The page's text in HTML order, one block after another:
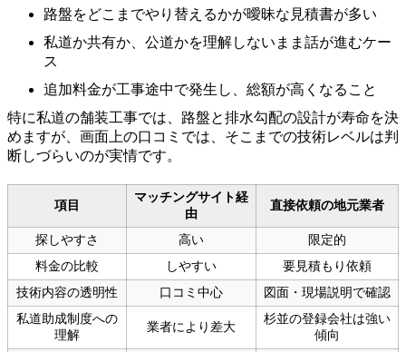
路盤をどこまでやり替えるかが曖昧な見積書が多い
私道か共有か、公道かを理解しないまま話が進むケー
ス
追加料金が工事途中で発生し、総額が高くなること
特に私道の舗装工事では、路盤と排水勾配の設計が寿命を決
めますが、画面上の口コミでは、そこまでの技術レベルは判
断しづらいのが実情です。
項目
マッチングサイト経
由
直接依頼の地元業者
探しやすさ 高い
限定的
料金の比較
しやすい
要見積もり依頼
技術内容の透明性
口コミ中心
図面・現場説明で確認
私道助成制度への
理解
業者により差大
杉並の登録会社は強い
傾向